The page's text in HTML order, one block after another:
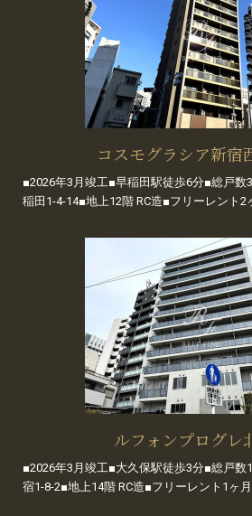
コスモグラシア新宿
■2026年3月竣工■早稲田駅徒歩6分■総戸数
稲田1-4-14■地上12階 RC造■フリーレント2
ルフォンプログレ
■2026年3月竣工■大久保駅徒歩3分■総戸数
宿1-8-2■地上14階 RC造■フリーレント1ヶ月